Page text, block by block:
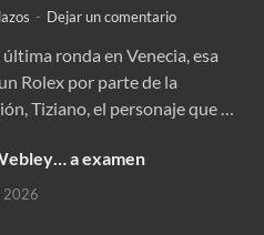
- Dejar un comentario
ronda en Venecia, esa
Rolex por parte de la
Tiziano, el personaje que …
a examen
2026